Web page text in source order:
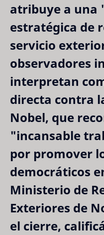
atribuye a una
estratégica de
servicio
observadores
interpretan
directa contra
Nobel, que
"incansable
por promover
democráticos
Ministerio de
Exteriores de
el cierre,